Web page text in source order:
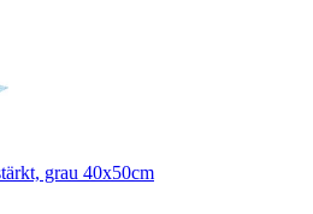
grau 40x50cm